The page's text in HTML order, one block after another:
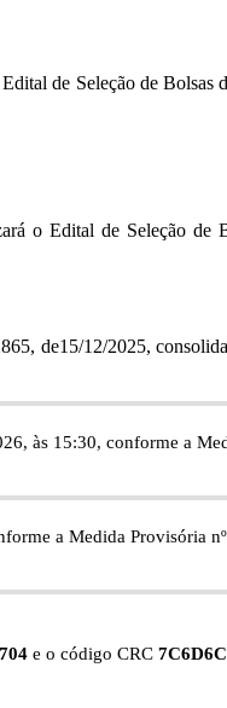
de Seleção de Bolsas
o Edital de Seleção de
de15/12/2025,
às 15:30, conforme a
a Medida Provisória
e o código CRC